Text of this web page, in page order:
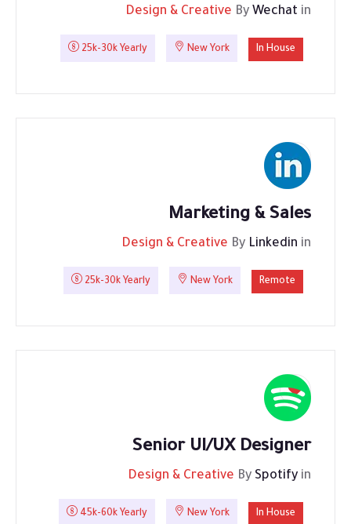
By Wechat in
Design & Creative
In House
New York
25k-30k Yearly
Marketing & Sales
By Linkedin in
Design & Creative
Remote
New York
25k-30k Yearly
Senior UI/UX Designer
By Spotify in
Design & Creative
In House
New York
45k-60k Yearly